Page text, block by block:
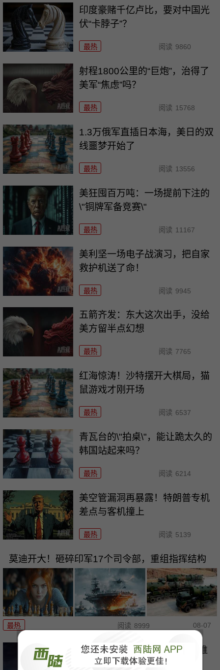
印度豪赌千亿卢比，要对中国光
伏“卡脖子”？
最热 阅读 9860
射程1800公里的“巨炮”，治得了
美军“焦虑”吗？
最热 阅读 15768
1.3万俄军直插日本海，美日的双
线噩梦开始了
最热 阅读 13556
美狂囤百万吨：一场提前下注的
\"铜牌军备竞赛\"
最热 阅读 11167
美利坚一场电子战演习，把自家
救护机送了命！
最热 阅读 9945
五箭齐发：东大这次出手，没给
美方留半点幻想
最热 阅读 7765
红海惊涛！沙特摆开大棋局，猫
鼠游戏才刚开场
最热 阅读 6537
青瓦台的\"拍桌\"，能让跪太久的
韩国站起来吗？
最热 阅读 6214
美空管漏洞再暴露！特朗普专机
差点与客机撞上
最热 阅读 5139
莫迪开大！砸碎印军17个司令部，重组指挥结构
最热 阅读 8999 08-07
广岛核爆81年，高市早苗连\"谁
扔的\"都不敢提！